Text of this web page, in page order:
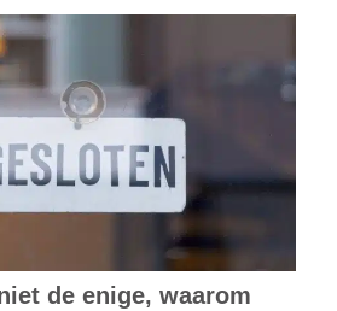
de enige, waarom